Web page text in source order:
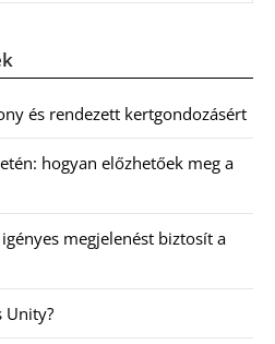
és rendezett kertgondozásért
hogyan előzhetőek meg a
megjelenést biztosít a
Unity?